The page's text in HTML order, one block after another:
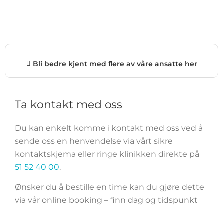
Bli bedre kjent med flere av våre ansatte her
Ta kontakt med oss
Du kan enkelt komme i kontakt med oss ved å
sende oss en henvendelse via vårt sikre
kontaktskjema eller ringe klinikken direkte på
51 52 40 00.
Ønsker du å bestille en time kan du gjøre dette
via vår online booking – finn dag og tidspunkt